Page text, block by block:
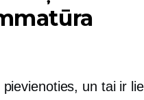
un tai ir